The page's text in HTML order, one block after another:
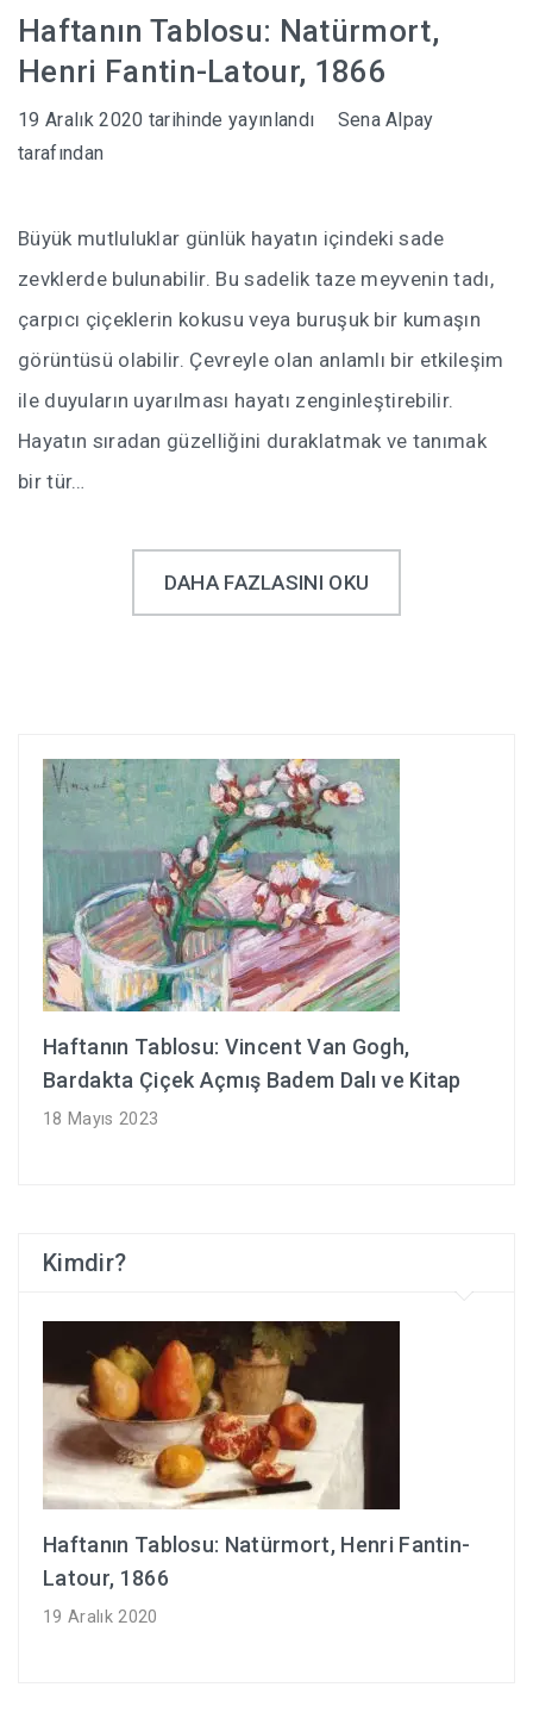
Haftanın Tablosu: Natürmort,
Henri Fantin-Latour, 1866
19 Aralık 2020 tarihinde yayınlandı
Sena Alpay
tarafından
Büyük mutluluklar günlük hayatın içindeki sade
zevklerde bulunabilir. Bu sadelik taze meyvenin tadı,
çarpıcı çiçeklerin kokusu veya buruşuk bir kumaşın
görüntüsü olabilir. Çevreyle olan anlamlı bir etkileşim
ile duyuların uyarılması hayatı zenginleştirebilir.
Hayatın sıradan güzelliğini duraklatmak ve tanımak
bir tür…
DAHA FAZLASINI OKU
Haftanın Tablosu: Vincent Van Gogh,
Bardakta Çiçek Açmış Badem Dalı ve Kitap
18 Mayıs 2023
Kimdir?
Haftanın Tablosu: Natürmort, Henri Fantin-
Latour, 1866
19 Aralık 2020